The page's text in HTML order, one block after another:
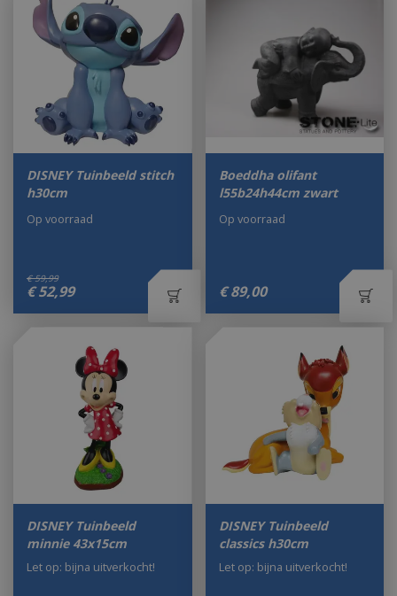
DISNEY Tuinbeeld stitch
h30cm
€ 59,99
€ 52,99
Op voorraad
Boeddha olifant
l55b24h44cm zwart
€ 89,00
Op voorraad
DISNEY Tuinbeeld
minnie 43x15cm
Let op: bijna uitverkocht!
DISNEY Tuinbeeld
classics h30cm
Let op: bijna uitverkocht!